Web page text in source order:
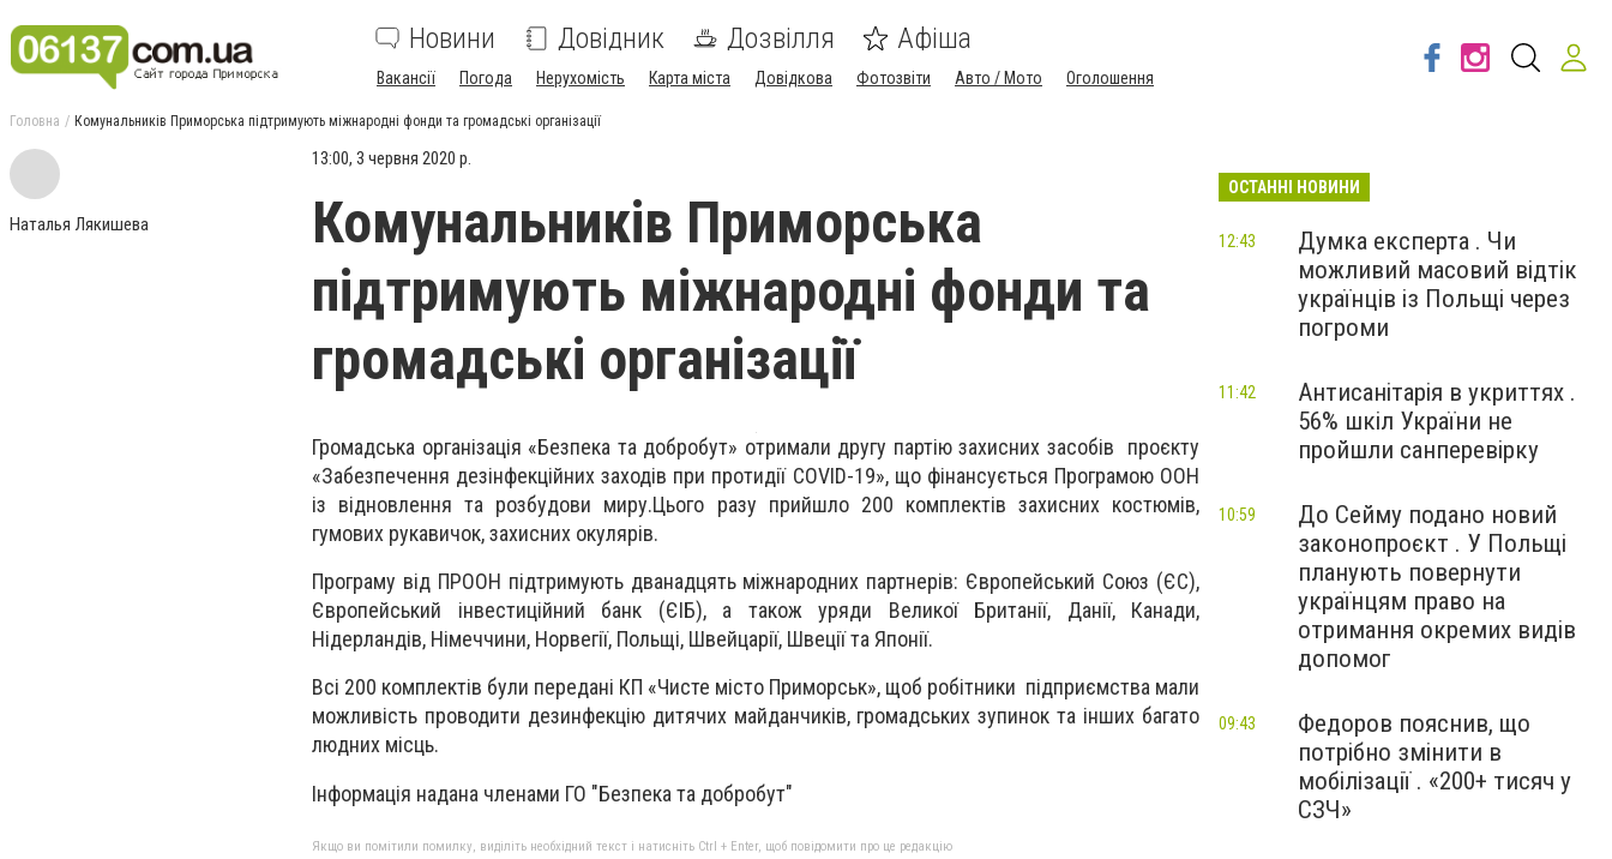
Новини Довідник Дозвілля Афіша
Вакансії Погода Нерухомість Карта міста Довідкова Фотозвіти Авто / Мото Оголошення
Головна Комунальників Приморська підтримують міжнародні фонди та громадські організації
Наталья Лякишева
13:00, 3 червня 2020 р.
Комунальників Приморська
підтримують міжнародні фонди та
громадські організації
Громадська організація «Безпека та добробут» отримали другу партію захисних засобів проєкту
«Забезпечення дезінфекційних заходів при протидії COVID-19», що фінансується Програмою ООН
із відновлення та розбудови миру.Цього разу прийшло 200 комплектів захисних костюмів,
гумових рукавичок, захисних окулярів.
Програму від ПРООН підтримують дванадцять міжнародних партнерів: Європейський Союз (ЄС),
Європейський інвестиційний банк (ЄІБ), а також уряди Великої Британії, Данії, Канади,
Нідерландів, Німеччини, Норвегії, Польщі, Швейцарії, Швеції та Японії.
Всі 200 комплектів були передані КП «Чисте місто Приморськ», щоб робітники підприємства мали
можливість проводити дезинфекцію дитячих майданчиків, громадських зупинок та інших багато
людних місць.
Інформація надана членами ГО "Безпека та добробут"
Якщо ви помітили помилку, виділіть необхідний текст і натисніть Ctrl + Enter, щоб повідомити про це редакцію
ОСТАННІ НОВИНИ
Думка експерта . Чи
можливий масовий відтік
українців із Польщі через
погроми
12:43
Антисанітарія в укриттях .
56% шкіл України не
пройшли санперевірку
11:42
До Сейму подано новий
законопроєкт . У Польщі
планують повернути
українцям право на
отримання окремих видів
допомог
10:59
Федоров пояснив, що
потрібно змінити в
мобілізації . «200+ тисяч у
СЗЧ»
09:43